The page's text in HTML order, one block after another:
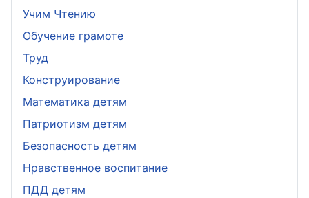
Учим Чтению
Обучение грамоте
Труд
Конструирование
Математика детям
Патриотизм детям
Безопасность детям
Нравственное воспитание
ПДД детям